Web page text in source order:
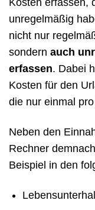
Kosten erfassen,
unregelmäßig
nicht nur
sondern auch
erfassen. Dabei
Kosten für den
die nur einmal
Neben den
Rechner
Beispiel in den